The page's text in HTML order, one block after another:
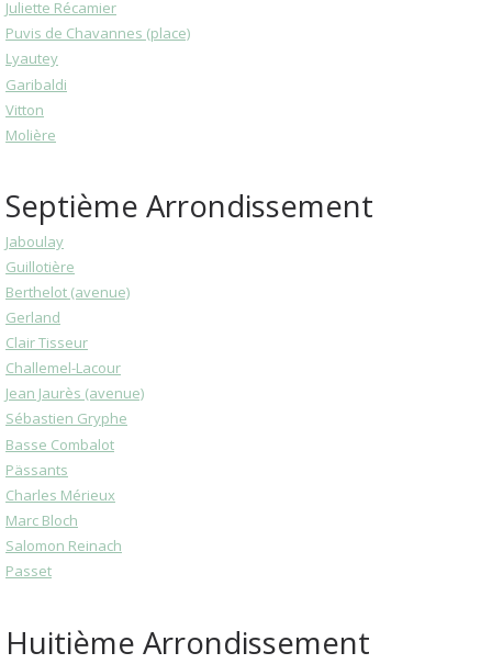
Juliette Récamier
Puvis de Chavannes (place)
Lyautey
Garibaldi
Vitton
Molière
Septième Arrondissement
Jaboulay
Guillotière
Berthelot (avenue)
Gerland
Clair Tisseur
Challemel-Lacour
Jean Jaurès (avenue)
Sébastien Gryphe
Basse Combalot
Pässants
Charles Mérieux
Marc Bloch
Salomon Reinach
Passet
Huitième Arrondissement